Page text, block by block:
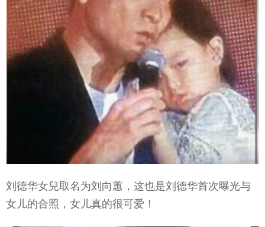
刘德华女兒取名为刘向蕙，这也是刘德华首次曝光与
女儿的合照，女儿真的很可爱！